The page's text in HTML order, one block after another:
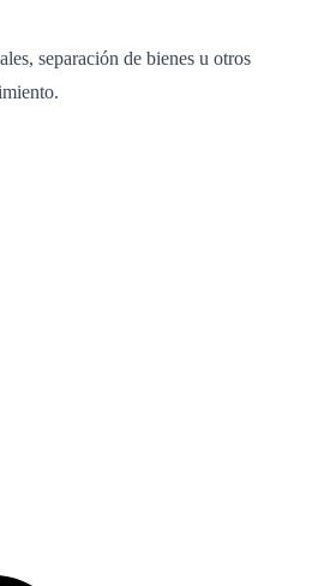
separación de bienes u otros